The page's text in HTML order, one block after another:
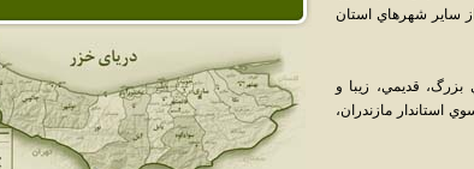
ساير شهرهاي استان
قديمي، زيبا و
شهرستان فريدونکنار محسوب مي‌شوند.فريدونکنار، در زمستان سال 1386 از سوي استاندار مازندران،